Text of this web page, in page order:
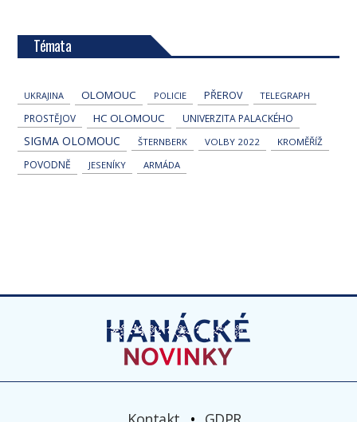
Témata
UKRAJINA OLOMOUC POLICIE PŘEROV TELEGRAPH
PROSTĚJOV HC OLOMOUC UNIVERZITA PALACKÉHO
SIGMA OLOMOUC ŠTERNBERK VOLBY 2022 KROMĚŘÍŽ
POVODNĚ JESENÍKY ARMÁDA